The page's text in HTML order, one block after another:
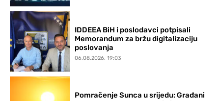
IDDEEA BiH i poslodavci potpisali
Memorandum za bržu digitalizaciju
poslovanja
06.08.2026. 19:03
Pomračenje Sunca u srijedu: Građani